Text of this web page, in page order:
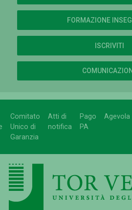
FORMAZIONE
ISCRIVITI
Comitato
Unico di
Garanzia
Atti di
notifica
Pago
PA
Agevola